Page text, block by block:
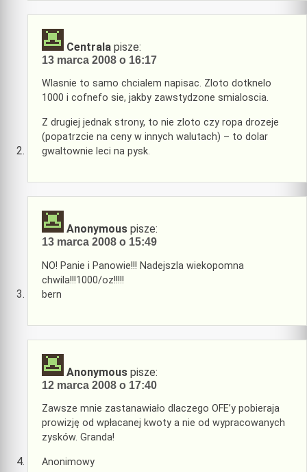
Centrala pisze:
13 marca 2008 o 16:17
Wlasnie to samo chcialem napisac. Zloto dotknelo
1000 i cofnefo sie, jakby zawstydzone smialoscia.
Z drugiej jednak strony, to nie zloto czy ropa drozeje
(popatrzcie na ceny w innych walutach) – to dolar
gwaltownie leci na pysk.
Anonymous pisze:
13 marca 2008 o 15:49
NO! Panie i Panowie!!! Nadejszla wiekopomna
chwila!!!1000/oz!!!!!
bern
Anonymous pisze:
12 marca 2008 o 17:40
Zawsze mnie zastanawiało dlaczego OFE’y pobieraja
prowizję od wpłacanej kwoty a nie od wypracowanych
zysków. Granda!
Anonimowy